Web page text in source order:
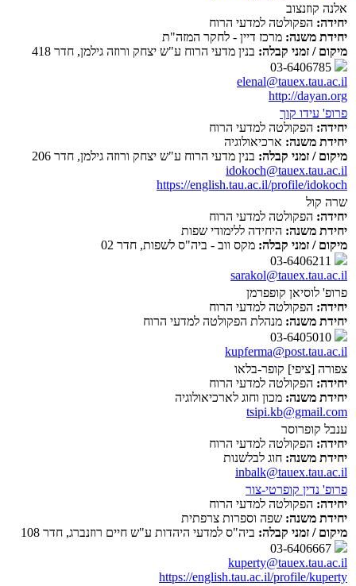
אלנה קוזנצוב
יחידה: הפקולטה למדעי הרוח
יחידת משנה: מרכז דיין - לחקר המזה"ת
מיקום / זמני קבלה: בנין מדעי הרוח ע"ש יצחק ורוזה גילמן, חדר 418
elenal@tauex.tau.ac.il
http://dayan.org
פרופ' עידו קוך
יחידה: הפקולטה למדעי הרוח
יחידת משנה: ארכיאולוגיה
מיקום / זמני קבלה: בנין מדעי הרוח ע"ש יצחק ורוזה גילמן, חדר 206
idokoch@tauex.tau.ac.il
https://english.tau.ac.il/profile/idokoch
שרה קול
יחידה: הפקולטה למדעי הרוח
יחידת משנה: היחידה ללימודי שפות
מיקום / זמני קבלה: מקס ווב - ביה"ס לשפות, חדר 02
sarakol@tauex.tau.ac.il
פרופ' לוסיאן קופפרמן
יחידה: הפקולטה למדעי הרוח
יחידת משנה: מנהלת הפקולטה למדעי הרוח
kupferma@post.tau.ac.il
צפורה [ציפי] קופר-בלאו
יחידה: הפקולטה למדעי הרוח
יחידת משנה: מכון וחוג לארכיאולוגיה
tsipi.kb@gmail.com
ענבל קופרוסר
יחידה: הפקולטה למדעי הרוח
יחידת משנה: חוג לבלשנות
inbalk@tauex.tau.ac.il
פרופ' נדין קופרטי-צור
יחידה: הפקולטה למדעי הרוח
יחידת משנה: שפה וספרות צרפתית
מיקום / זמני קבלה: ביה"ס למדעי היהדות ע"ש חיים רוזנברג, חדר 108
kuperty@tauex.tau.ac.il
https://english.tau.ac.il/profile/kuperty